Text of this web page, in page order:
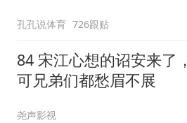
孔孔说体育 726跟贴
84 宋江心想的诏安来了，
可兄弟们都愁眉不展
尧声影视